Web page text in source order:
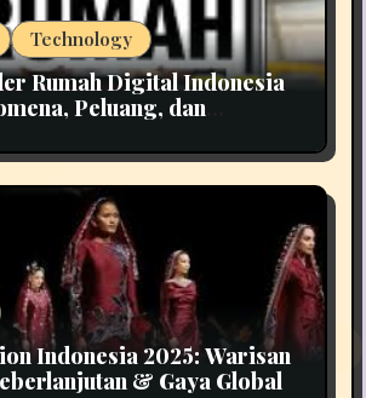
Technology
Rumah Digital Indonesia
Peluang, dan
Indonesia 2025: Warisan
& Gaya Global